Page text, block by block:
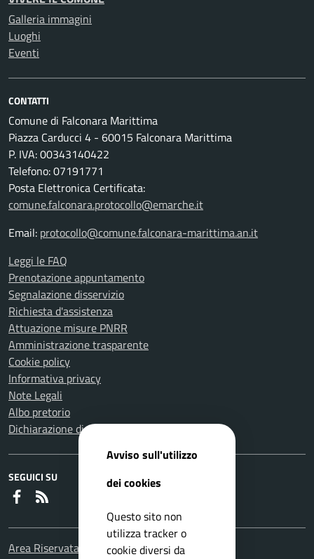
Galleria immagini
Luoghi
Eventi
CONTATTI
Comune di Falconara Marittima
Piazza Carducci 4 - 60015 Falconara Marittima
P. IVA: 00343140422
Telefono: 07191771
Posta Elettronica Certificata:
comune.falconara.protocollo@emarche.it
Email: protocollo@comune.falconara-marittima.an.it
Leggi le FAQ
Prenotazione appuntamento
Segnalazione disservizio
Richiesta d'assistenza
Attuazione misure PNRR
Amministrazione trasparente
Cookie policy
Informativa privacy
Note Legali
Albo pretorio
Dichiarazione di accessibilità
SEGUICI SU
Faceboook
Area Riservata Consiglieri Comunali
Avviso sull'utilizzo
dei cookies
Questo sito non
utilizza tracker o
cookie diversi da